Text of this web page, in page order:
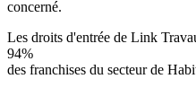
concerné.
Les droits d'entrée de Link
94%
des franchises du secteur de